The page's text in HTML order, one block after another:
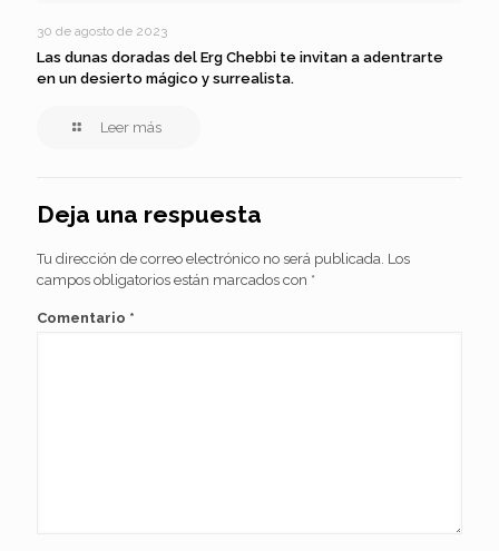
30 de agosto de 2023
Las dunas doradas del Erg Chebbi te invitan a adentrarte
en un desierto mágico y surrealista.
Leer más
Deja una respuesta
Tu dirección de correo electrónico no será publicada. Los
campos obligatorios están marcados con *
Comentario *